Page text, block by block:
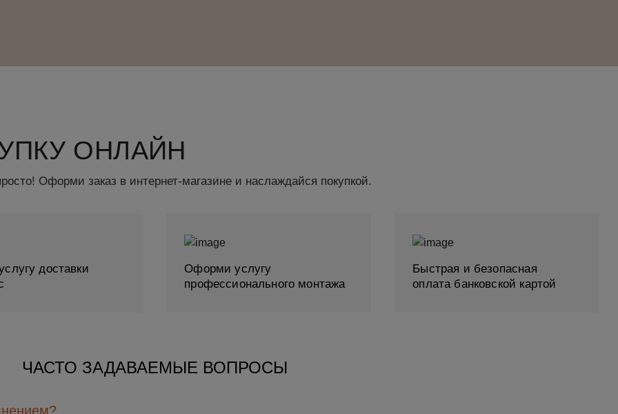
ОНЛАЙН
Оформи заказ в интернет-магазине и наслаждайся покупкой.
доставки
Оформи услугу
профессионального монтажа
Быстрая и безопасная
оплата банковской картой
ЧАСТО ЗАДАВАЕМЫЕ ВОПРОСЫ